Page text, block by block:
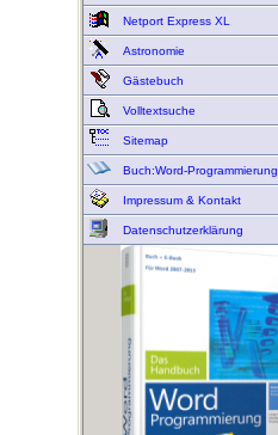
Netport Express XL
Astronomie
Gästebuch
Volltextsuche
Sitemap
Buch:Word-Programmierung
Impressum & Kontakt
Datenschutzerklärung